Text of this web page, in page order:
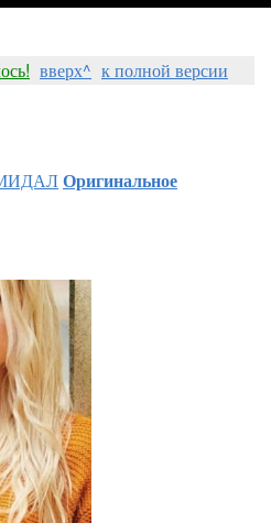
вверх^ к полной версии
Оригинальное